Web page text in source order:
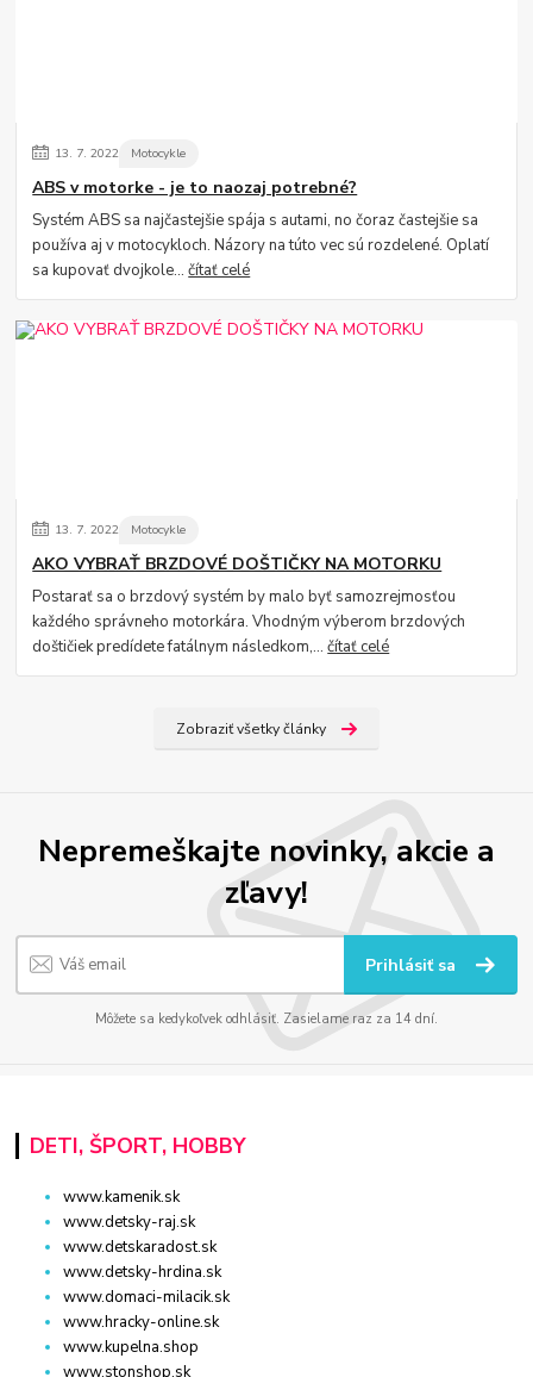
13. 7. 2022 Motocykle
ABS v motorke - je to naozaj potrebné?
Systém ABS sa najčastejšie spája s autami, no čoraz častejšie sa
používa aj v motocykloch. Názory na túto vec sú rozdelené. Oplatí
sa kupovať dvojkole...čítať celé
13. 7. 2022 Motocykle
AKO VYBRAŤ BRZDOVÉ DOŠTIČKY NA MOTORKU
Postarať sa o brzdový systém by malo byť samozrejmosťou
každého správneho motorkára. Vhodným výberom brzdových
doštičiek predídete fatálnym následkom,...čítať celé
Zobraziť všetky články
Nepremeškajte novinky, akcie a
zľavy!
Prihlásiť sa
Môžete sa kedykoľvek odhlásiť. Zasielame raz za 14 dní.
DETI, ŠPORT, HOBBY
www.kamenik.sk
www.detsky-raj.sk
www.detskaradost.sk
www.detsky-hrdina.sk
www.domaci-milacik.sk
www.hracky-online.sk
www.kupelna.shop
www.stonshop.sk